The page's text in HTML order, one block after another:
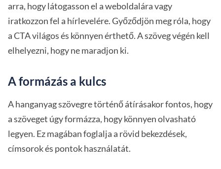
arra, hogy látogasson el a weboldalára vagy
iratkozzon fel a hírlevelére. Győződjön meg róla, hogy
a CTA világos és könnyen érthető. A szöveg végén kell
elhelyezni, hogy ne maradjon ki.
A formázás a kulcs
A hanganyag szövegre történő átírásakor fontos, hogy
a szöveget úgy formázza, hogy könnyen olvasható
legyen. Ez magában foglalja a rövid bekezdések,
címsorok és pontok használatát.